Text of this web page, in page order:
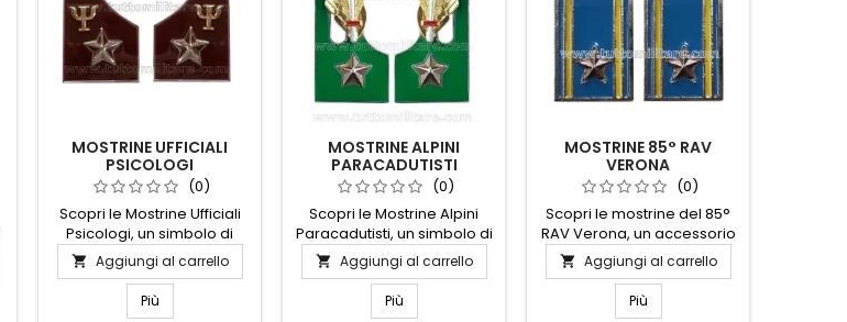
MOSTRINE UFFICIALI
PSICOLOGI
(0)
Scopri le Mostrine Ufficiali
Psicologi, un simbolo di
professionalità e dedizione
nel campo della psicologia.
Realizzate con materiali di
alta qualità, queste
 Aggiungi al carrello
Più
MOSTRINE ALPINI
PARACADUTISTI
(0)
Scopri le Mostrine Alpini
Paracadutisti, un simbolo di
coraggio e avventura.
Realizzate con materiali di
alta qualità, queste
mostrine rappresentano
 Aggiungi al carrello
Più
MOSTRINE 85° RAV
VERONA
(0)
Scopri le mostrine del 85°
RAV Verona, un accessorio
distintivo che celebra
l'orgoglio e la tradizione
militare. Realizzate con
materiali di alta qualità,
 Aggiungi al carrello
Più